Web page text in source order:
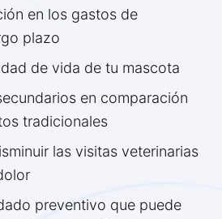
en los gastos de
plazo
de vida de tu mascota
en comparación
tradicionales
las visitas veterinarias
preventivo que puede